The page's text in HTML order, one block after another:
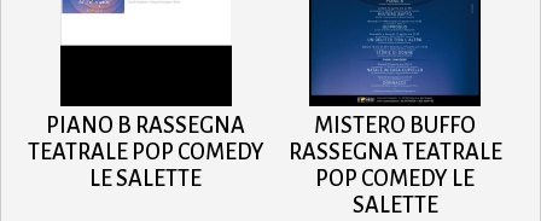
PIANO B RASSEGNA
TEATRALE POP COMEDY
LE SALETTE
MISTERO BUFFO
RASSEGNA TEATRALE
POP COMEDY LE
SALETTE